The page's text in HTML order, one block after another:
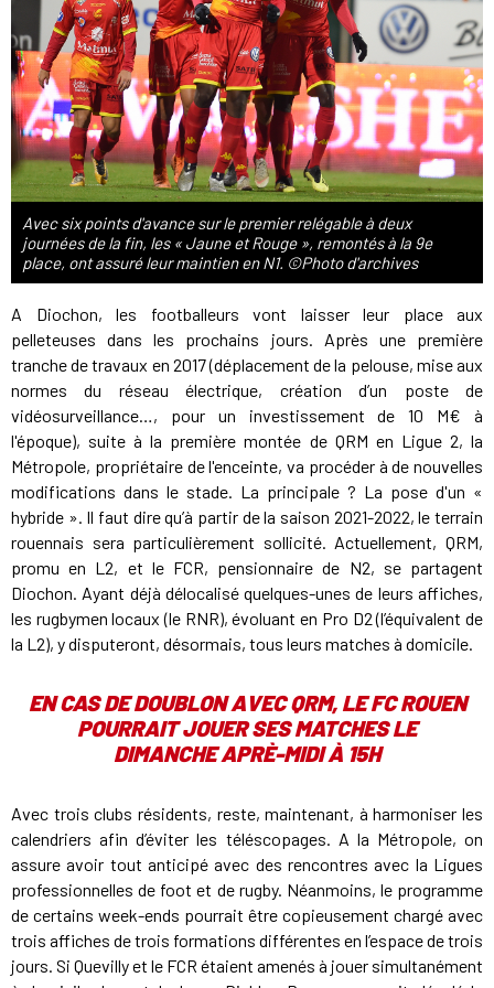
Avec six points d'avance sur le premier relégable à deux
journées de la fin, les « Jaune et Rouge », remontés à la 9e
place, ont assuré leur maintien en N1. ©Photo d'archives
A Diochon, les footballeurs vont laisser leur place aux
pelleteuses dans les prochains jours. Après une première
tranche de travaux en 2017 (déplacement de la pelouse, mise aux
normes du réseau électrique, création d’un poste de
vidéosurveillance…, pour un investissement de 10 M€ à
l'époque), suite à la première montée de QRM en Ligue 2, la
Métropole, propriétaire de l'enceinte, va procéder à de nouvelles
modifications dans le stade. La principale ? La pose d'un «
hybride ». Il faut dire qu’à partir de la saison 2021-2022, le terrain
rouennais sera particulièrement sollicité. Actuellement, QRM,
promu en L2, et le FCR, pensionnaire de N2, se partagent
Diochon. Ayant déjà délocalisé quelques-unes de leurs affiches,
les rugbymen locaux (le RNR), évoluant en Pro D2 (l’équivalent de
la L2), y disputeront, désormais, tous leurs matches à domicile.
EN CAS DE DOUBLON AVEC QRM, LE FC ROUEN
POURRAIT JOUER SES MATCHES LE
DIMANCHE APRÈ-MIDI À 15H
Avec trois clubs résidents, reste, maintenant, à harmoniser les
calendriers afin d’éviter les téléscopages. A la Métropole, on
assure avoir tout anticipé avec des rencontres avec la Ligues
professionnelles de foot et de rugby. Néanmoins, le programme
de certains week-ends pourrait être copieusement chargé avec
trois affiches de trois formations différentes en l’espace de trois
jours. Si Quevilly et le FCR étaient amenés à jouer simultanément